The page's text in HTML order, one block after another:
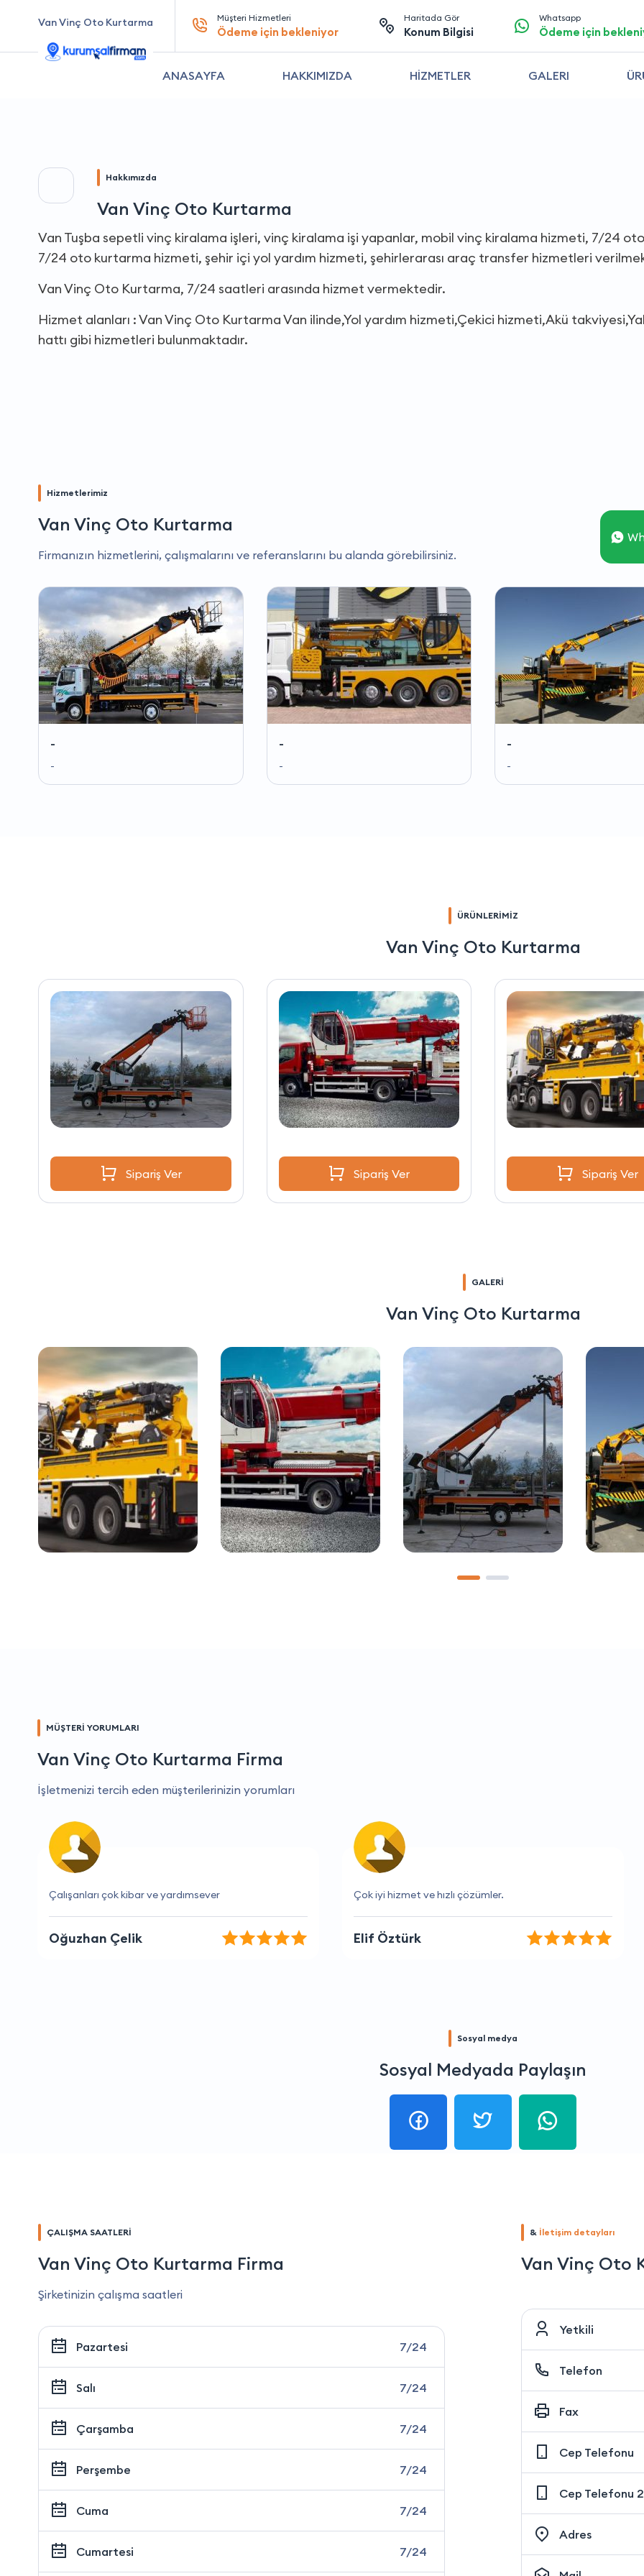
Van Vinç Oto Kurtarma Müşteri Hizmetleri
Ödeme için bekleniyor
Haritada Gör
Konum Bilgisi
Whatsapp
Ödeme için
ANASAYFA HAKKIMIZDA HİZMETLER GALERI
Hakkımızda
Van Vinç Oto Kurtarma
Van Tuşba sepetli vinç kiralama işleri, vinç kiralama işi yapanlar, mobil vinç kiralama hizmeti, 7/24
7/24 oto kurtarma hizmeti, şehir içi yol yardım hizmeti, şehirlerarası araç transfer hizmetleri
Van Vinç Oto Kurtarma, 7/24 saatleri arasında hizmet vermektedir.
Hizmet alanları : Van Vinç Oto Kurtarma Van ilinde,Yol yardım hizmeti,Çekici hizmeti,Akü
hattı gibi hizmetleri bulunmaktadır.
Hizmetlerimiz
Van Vinç Oto Kurtarma
Firmanızın hizmetlerini, çalışmalarını ve referanslarını bu alanda görebilirsiniz.
-
-
-
-
-
-
ÜRÜNLERİMİZ
Van Vinç Oto Kurtarma
Sipariş Ver Sipariş Ver Sipariş Ver
GALERİ
Van Vinç Oto Kurtarma
MÜŞTERİ YORUMLARI
Van Vinç Oto Kurtarma Firma
İşletmenizi tercih eden müşterilerinizin yorumları
Çok iyi hizmet ve hızlı çözümler.
Elif Öztürk
Her zaman kaliteli hizmet sunuyorlar.
Melike Eren
Sosyal medya
Sosyal Medyada Paylaşın
ÇALIŞMA SAATLERİ
Van Vinç Oto Kurtarma Firma
Şirketinizin çalışma saatleri
Pazartesi 7/24
Salı 7/24
Çarşamba 7/24
Perşembe 7/24
Cuma 7/24
Cumartesi 7/24
& İletişim detayları
Van Vinç Oto
Yetkili
Telefon
Fax
Cep Telefonu
Cep Telefonu 2
Adres